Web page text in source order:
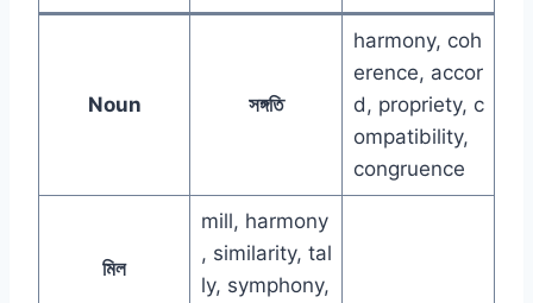
Noun সঙ্গতি
harmony, coh
erence, accor
d, propriety, c
ompatibility,
congruence
মিল
mill, harmony
, similarity, tal
ly, symphony,